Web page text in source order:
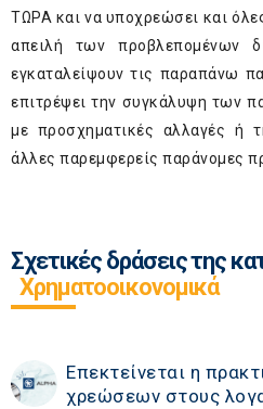
ΤΩΡΑ και να υποχρεώσει και
απειλή των προβλεπομένων
εγκαταλείψουν τις παραπάνω
επιτρέψει την συγκάλυψη των
με προσχηματικές αλλαγές ή
άλλες παρεμφερείς παράνομες
Σχετικές δράσεις της
Χρηματοοικονομικά
Επεκτείνεται η
χρεώσεων στους